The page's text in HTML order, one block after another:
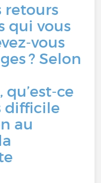
retours
qui vous
vous
? Selon
ce
difficile
au